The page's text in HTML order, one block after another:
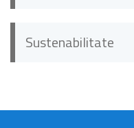
Sustenabilitate